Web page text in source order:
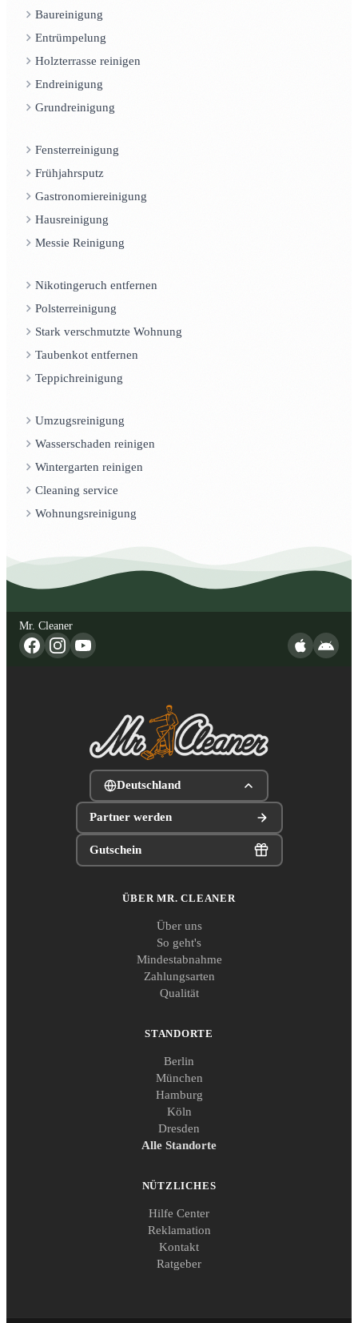
Baureinigung
Entrümpelung
Holzterrasse reinigen
Endreinigung
Grundreinigung
Fensterreinigung
Frühjahrsputz
Gastronomiereinigung
Hausreinigung
Messie Reinigung
Nikotingeruch entfernen
Polsterreinigung
Stark verschmutzte Wohnung
Taubenkot entfernen
Teppichreinigung
Umzugsreinigung
Wasserschaden reinigen
Wintergarten reinigen
Cleaning service
Wohnungsreinigung
Mr. Cleaner
Deutschland
Partner werden
Gutschein
ÜBER MR. CLEANER
Über uns
So geht's
Mindestabnahme
Zahlungsarten
Qualität
STANDORTE
Berlin
München
Hamburg
Köln
Dresden
Alle Standorte
NÜTZLICHES
Hilfe Center
Reklamation
Kontakt
Ratgeber